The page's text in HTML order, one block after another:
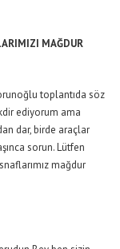
MAĞDUR
toplantıda söz
ediyorum ama
dar, birde araçlar
sorun. Lütfen
mağdur